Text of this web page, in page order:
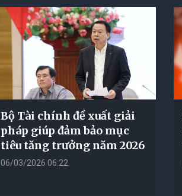
Bộ Tài chính đề xuất giải
pháp giúp đảm bảo mục
tiêu tăng trưởng năm 2026
06/03/2026 06:22